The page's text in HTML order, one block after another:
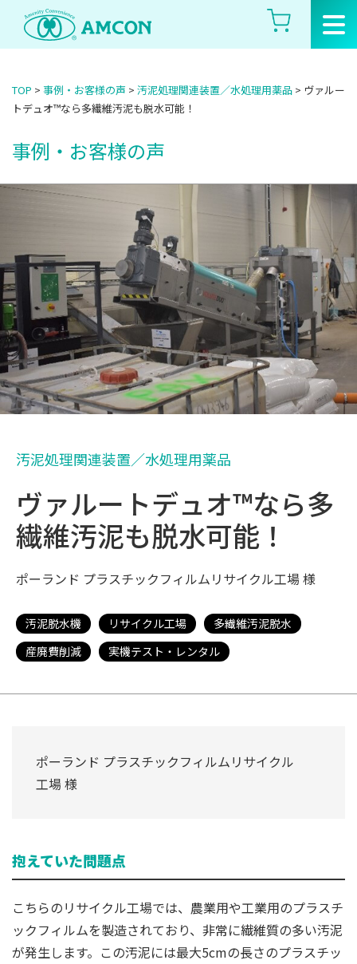
Skip
the
TOP > 事例・お客様の声 > 汚泥処理関連装置／水処理用薬品 > ヴァルー
トデュオ™なら多繊維汚泥も脱水可能！
事例・お客様の声
汚泥処理関連装置／水処理用薬品
ヴァルートデュオ™なら多
繊維汚泥も脱水可能！
ポーランド プラスチックフィルムリサイクル工場 様
汚泥脱水機 リサイクル工場
多繊維汚泥脱水
産廃費削減
実機テスト・レンタル
ポーランド プラスチックフィルムリサイクル
工場 様
抱えていた問題点
こちらのリサイクル工場では、農業用や工業用のプラスチ
ックフィルムを製造されており、非常に繊維質の多い汚泥
が発生します。この汚泥には最大5cmの長さのプラスチッ